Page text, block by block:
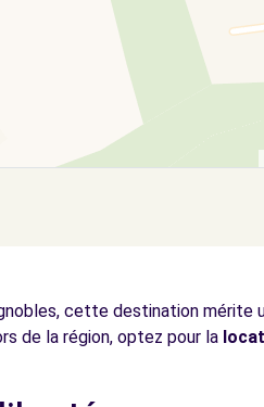
cette destination mérite
de la région, optez pour la